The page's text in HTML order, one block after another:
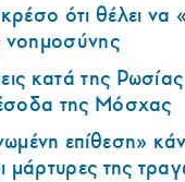
ότι θέλει να
νοημοσύνης
κατά της
της Μόσχας
επίθεση»
μάρτυρες της